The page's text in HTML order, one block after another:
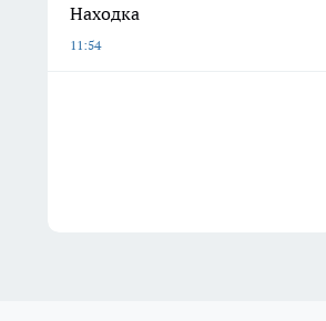
Находка
11:54